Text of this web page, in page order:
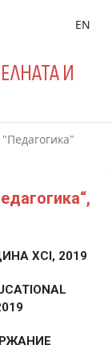
И
EN
XCI, 2019